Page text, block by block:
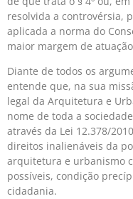
resolvida a controvérsia,
aplicada a norma do
maior margem de
Diante de todos os
entende que, na sua
legal da Arquitetura e
nome de toda a
através da Lei 12.378/
direitos inalienáveis da
arquitetura e urbanismo
possíveis, condição
cidadania.